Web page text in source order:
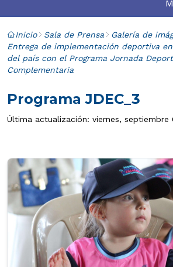
Inicio Sala de Prensa
Galería de
Entrega de implementación deportiva
del país con el Programa Jornada
Complementaria
Programa JDEC_3
Última actualización: viernes, septiembre